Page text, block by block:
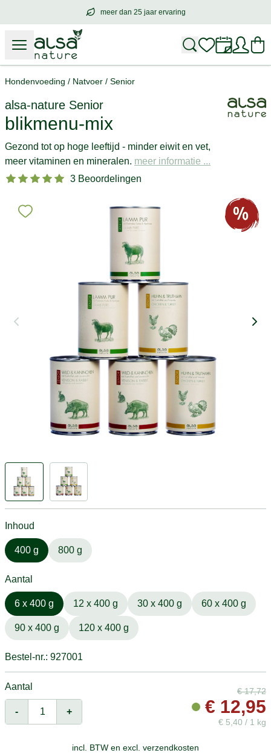
meer dan 25 jaar ervaring
meer dan25 jaar ervaring
Hondenvoeding / Natvoer / Senior
alsa-nature Senior
blikmenu-mix
Gezond tot op hoge leeftijd - minder eiwit en vet,
meer vitaminen en mineralen. meer informatie ...
3 Beoordelingen
Inhoud
400 g 800 g
Aantal
6 x 400 g 12 x 400 g 30 x 400 g 60 x 400 g
90 x 400 g 120 x 400 g
Bestel-nr.: 927001
Aantal
- +
€17,72
€ 12,95
€ 5,40 / 1 kg
incl. BTW en excl. verzendkosten